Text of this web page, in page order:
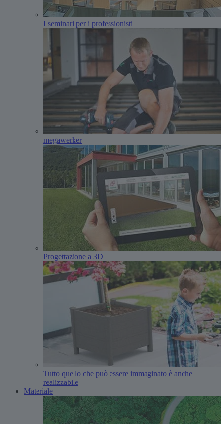
I seminari per i professionisti
megawerker
Progettazione a 3D
Tutto quello che può essere immaginato è anche
realizzabile
Materiale